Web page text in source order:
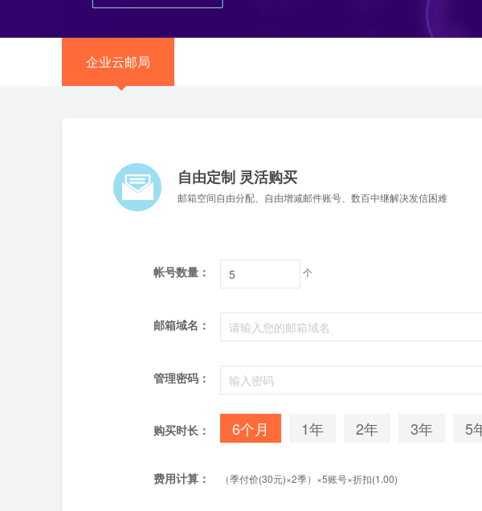
企业云邮局
自由定制 灵活购买
邮箱空间自由分配、自由增减邮件账号、数百中继解决发信困难
帐号数量： 个
邮箱域名：
管理密码：
购买时长： 6个月 1年 2年 3年 5
费用计算： （季付价(30元)×2季）×5账号×折扣(1.00)